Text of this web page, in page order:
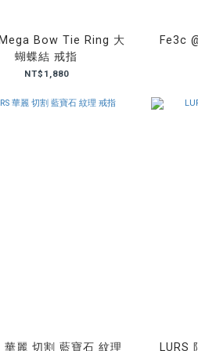
Bow Tie Ring 大
蝴蝶結 戒指
NT$1,880
Fe3c
華麗 切割 藍寶石 紋理 LURS